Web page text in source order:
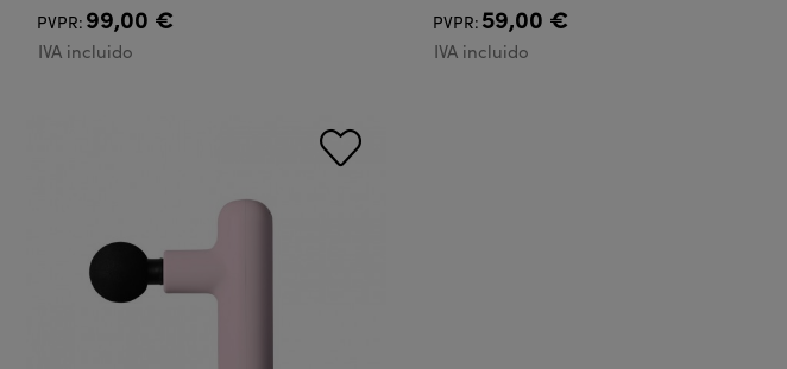
PVPR: 99,00 €
IVA incluido
PVPR: 59,00 €
IVA incluido